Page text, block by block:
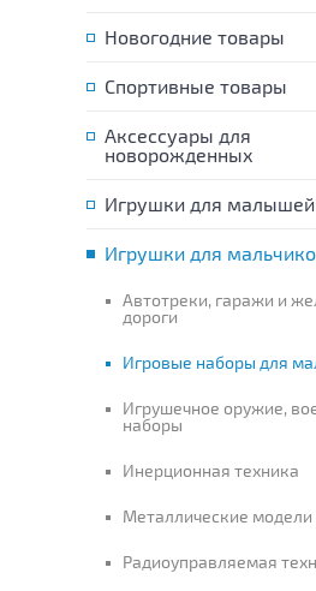
Новогодние товары
Спортивные товары
Аксессуары для
новорожденных
Игрушки для малышей
Игрушки для
Автотреки, гаражи и
дороги
Игровые наборы для
Игрушечное оружие,
наборы
Инерционная техника
Металлические модели
Радиоуправляемая